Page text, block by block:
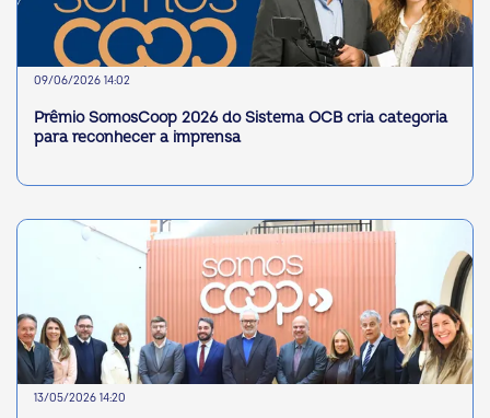
09/06/2026 14:02
Prêmio SomosCoop 2026 do Sistema OCB cria categoria
para reconhecer a imprensa
13/05/2026 14:20